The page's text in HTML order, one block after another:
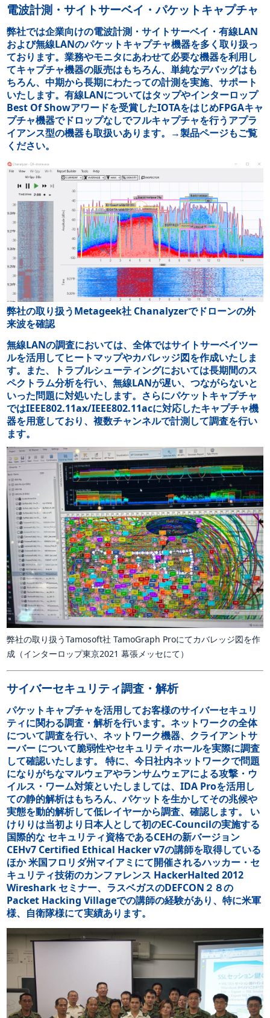
電波計測・サイトサーベイ・パケットキャプチャ
弊社では企業向けの電波計測・サイトサーベイ・有線LAN
および無線LANのパケットキャプチャ機器を多く取り扱っ
ております。業務やモニタにあわせて必要な機器を利用し
てキャプチャ機器の販売はもちろん、単純なデバッグはも
ちろん、中期から長期にわたっての計測を実施、サポート
いたします。有線LANについてはタップやインターロップ
Best Of Showアワードを受賞したIOTAをはじめFPGAキャ
プチャ機器でドロップなしでフルキャプチャを行うアプラ
イアンス型の機器も取扱いあります。→製品ページもご覧
ください。
弊社の取り扱うMetageek社 Chanalyzerでドローンの外
来波を確認
無線LANの調査においては、全体ではサイトサーベイツー
ルを活用してヒートマップやカバレッジ図を作成いたしま
す。また、トラブルシューティングにおいては長期間のス
ペクトラム分析を行い、無線LANが遅い、つながらないと
いった問題に対処いたします。さらにパケットキャプチャ
ではIEEE802.11ax/IEEE802.11acに対応したキャプチャ機
器を用意しており、複数チャンネルで計測して調査を行い
ます。
弊社の取り扱うTamosoft社 TamoGraph Proにてカバレッジ図を作
成（インターロップ東京2021 幕張メッセにて）
サイバーセキュリティ調査・解析
パケットキャプチャを活用してお客様のサイバーセキュリ
ティに関わる調査・解析を行います。ネットワークの全体
について調査を行い、ネットワーク機器、クライアントサ
ーバー について脆弱性やセキュリティホールを実際に調査
して確認いたします。 特に、今日社内ネットワークで問題
になりがちなマルウェアやランサムウェアによる攻撃・ウ
イルス・ワーム対策といたしましては、IDA Proを活用し
ての静的解析はもちろん、パケットを生かしてその兆候や
実態を動的解析して低レイヤーから調査、確認します。 い
けりりは当初より日本人として初のEC-Councilの実施する
国際的な セキュリティ資格であるCEHの新バージョン
CEHv7 Certified Ethical Hacker v7の講師を取得している
ほか 米国フロリダ州マイアミにて開催されるハッカー・セ
キュリティ技術のカンファレンス HackerHalted 2012
Wireshark セミナー、ラスベガスのDEFCON２８の
Packet Hacking Villageでの講師の経験があり、特に米軍
様、自衛隊様にて実績あります。